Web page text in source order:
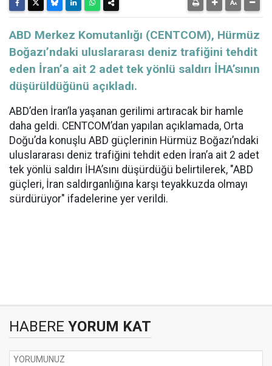
ABD Merkez Komutanlığı (CENTCOM), Hürmüz
Boğazı’ndaki uluslararası deniz trafiğini tehdit
eden İran’a ait 2 adet tek yönlü saldırı İHA’sının
düşürüldüğünü açıkladı.
ABD’den İran’la yaşanan gerilimi artıracak bir hamle
daha geldi. CENTCOM’dan yapılan açıklamada, Orta
Doğu’da konuşlu ABD güçlerinin Hürmüz Boğazı’ndaki
uluslararası deniz trafiğini tehdit eden İran’a ait 2 adet
tek yönlü saldırı İHA’sını düşürdüğü belirtilerek, "ABD
güçleri, İran saldırganlığına karşı teyakkuzda olmayı
sürdürüyor" ifadelerine yer verildi.
HABERE YORUM KAT